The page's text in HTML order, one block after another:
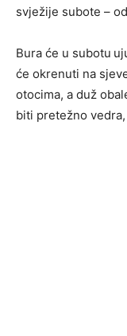
svježije subote –
Bura će u subotu
će okrenuti na
otocima, a duž
biti pretežno